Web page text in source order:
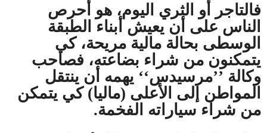
فالتاجر أو الثري اليوم، هو أحرص
الناس على أن يعيش أبناء الطبقة
الوسطى بحالة مالية مريحة، كي
يتمكنون من شراء بضاعته، فصاحب
وكالة ’’مرسيدس‘‘ يهمه أن ينتقل
المواطن إلى الأعلى (ماليا) كي يتمكن
من شراء سياراته الفخمة.